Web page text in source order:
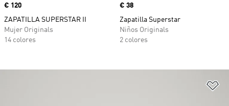
Precio
€ 120
ZAPATILLA SUPERSTAR II
Mujer Originals
14 colores
Precio
€ 38
Zapatilla Superstar
Niños Originals
2 colores